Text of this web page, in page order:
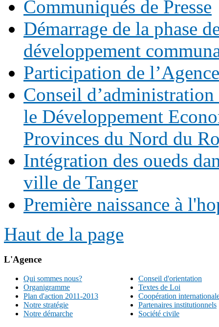
Communiqués de Presse
Démarrage de la phase
développement
Participation de
Conseil
le Développement
Provinces du Nord du
Intégration des oueds
ville de Tanger
Première naissance à
Haut de la page
L'Agence
Qui sommes nous?
Organigramme
Plan d'action 2011-2013
Notre stratégie
Notre démarche
Conseil d'orientation
Textes de Loi
Coopération
Partenaires institutionnels
Société civile